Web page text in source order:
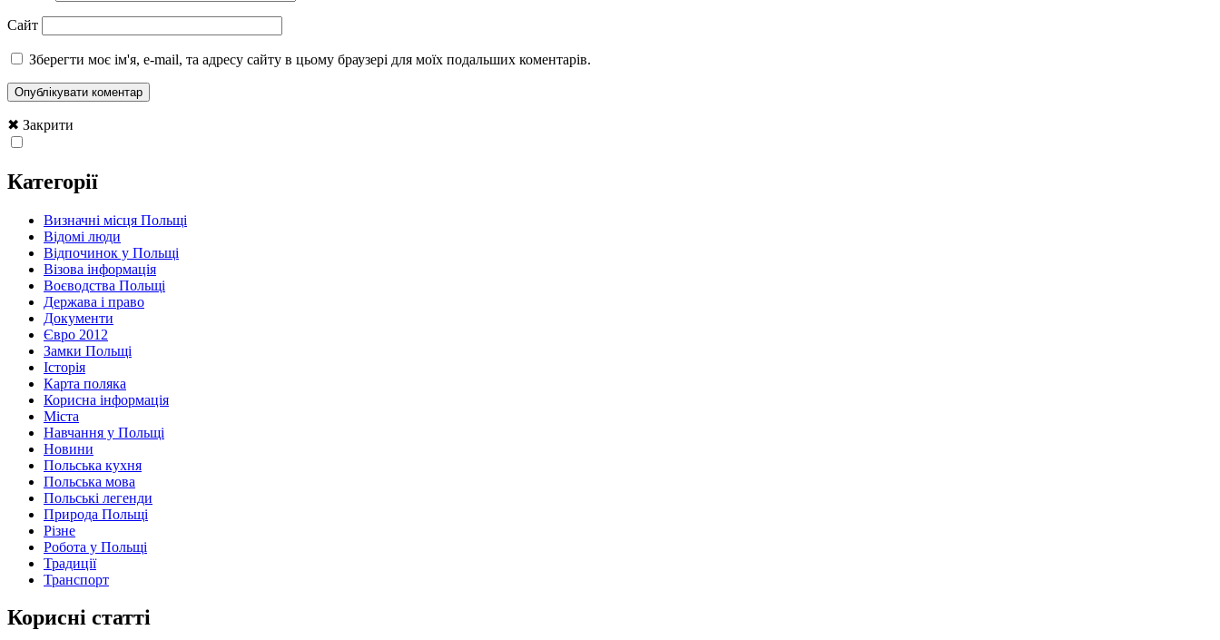
Сайт
Зберегти моє ім'я, e-mail, та адресу сайту в цьому браузері для моїх подальших коментарів.
✖ Закрити
Категорії
Визначні місця Польщі
Відомі люди
Відпочинок у Польщі
Візова інформація
Воєводства Польщі
Держава і право
Документи
Євро 2012
Замки Польщі
Історія
Карта поляка
Корисна інформація
Міста
Навчання у Польщі
Новини
Польська кухня
Польська мова
Польські легенди
Природа Польщі
Різне
Робота у Польщі
Традиції
Транспорт
Корисні статті